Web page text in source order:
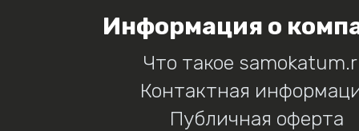
Информация о
Что такое
Контактная
Публичная оферта